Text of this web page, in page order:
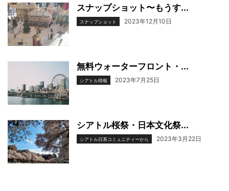
スナップショット〜もうす...
スナップショット 2023年12月10日
無料ウォーターフロント・...
シアトル情報 2023年7月25日
シアトル桜祭・日本文化祭...
シアトル日系コミュニティーから 2023年3月22日